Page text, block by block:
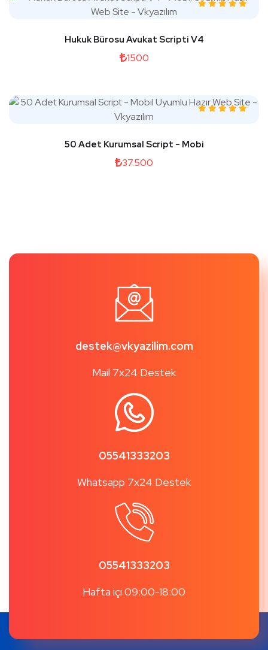
Hukuk Bürosu Avukat Scripti V4
1500
50 Adet Kurumsal Script - Mobi
37.500
destek@vkyazilim.com
Mail 7x24 Destek
05541333203
Whatsapp 7x24 Destek
05541333203
Hafta içi 09:00-18:00